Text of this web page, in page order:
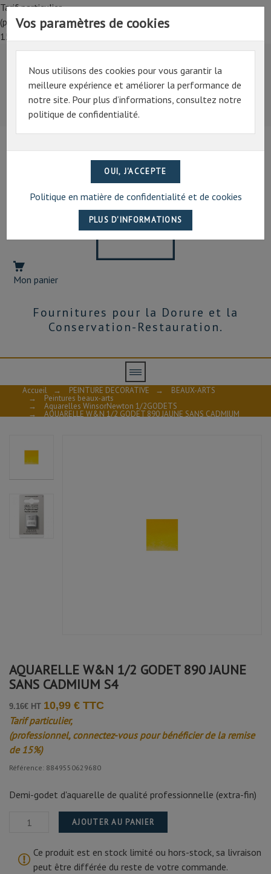
Tarif particulier,
(professionnel, connectez-vous pour bénéficier de la remise de
15%)
Tarif particulier,
(professionnel, connectez-vous pour bénéficier de la
remise de 15%)
07 69 94 13 47
Mon panier
Fournitures pour la Dorure et la
Conservation-Restauration.
Vos paramètres de cookies
Nous utilisons des cookies pour vous garantir la
meilleure expérience et améliorer la performance de
notre site. Pour plus d’informations, consultez notre
politique de confidentialité.
Politique en matière de confidentialité et de cookies
Accueil → PEINTURE DECORATIVE → BEAUX-ARTS
→ Peintures beaux-arts
→ Aquarelles WinsorNewton 1/2GODETS
→ AQUARELLE W&N 1/2 GODET 890 JAUNE SANS CADMIUM
AQUARELLE W&N 1/2 GODET 890 JAUNE
SANS CADMIUM S4
9.16€ HT 10,99 € TTC
Tarif particulier,
(professionnel, connectez-vous pour bénéficier de la remise
de 15%)
Référence: 8849550629680
Demi-godet d'aquarelle de qualité professionnelle (extra-fin)
AJOUTER AU PANIER
Ce produit est en stock limité ou hors-stock, sa livraison
peut être différée du reste de votre commande.